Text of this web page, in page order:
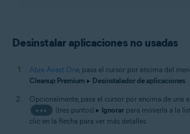
Desinstalar aplicaciones no usadas
Abre Avast One, pasa el cursor por encima del
Cleanup Premium ▸ Desinstalador de aplicaciones.
Opcionalmente, pasa el cursor por encima de una
•••
(tres puntos) ▸ Ignorarpara moverla a la
clic en la flecha para ver más detalles.